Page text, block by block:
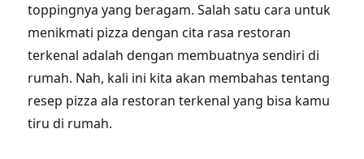
toppingnya yang beragam. Salah satu cara untuk
menikmati pizza dengan cita rasa restoran
terkenal adalah dengan membuatnya sendiri di
rumah. Nah, kali ini kita akan membahas tentang
resep pizza ala restoran terkenal yang bisa kamu
tiru di rumah.